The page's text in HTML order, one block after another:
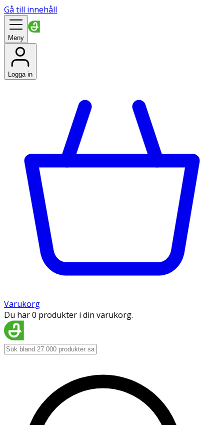
Gå till innehåll
Meny
Logga in
Varukorg
Du har 0 produkter i din varukorg.